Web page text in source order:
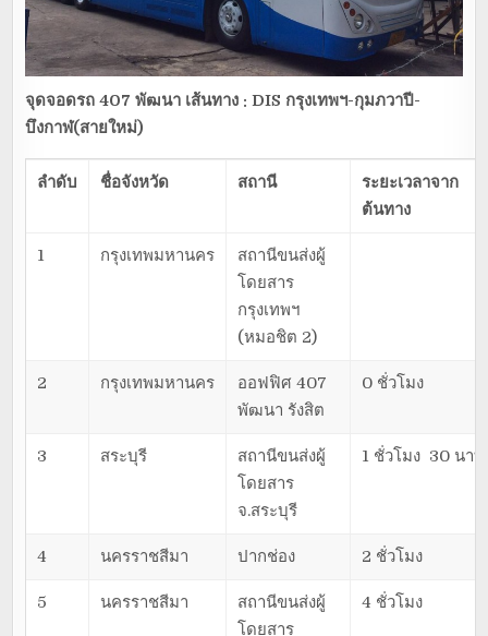
จุดจอดรถ407 พัฒนา เส้นทาง :DIS กรุงเทพฯ-กุมภวาปี-
บึงกาฬ(สายใหม่)
ลำดับ ชื่อจังหวัด สถานี
ระยะเวลาจาก
ต้นทาง
1 กรุงเทพมหานคร
สถานีขนส่งผู้
โดยสาร
กรุงเทพฯ
(หมอชิต 2)
2 กรุงเทพมหานคร
ออฟฟิศ 407
พัฒนา รังสิต
0 ชั่วโมง
3 สระบุรี
สถานีขนส่งผู้
โดยสาร
จ.สระบุรี
1 ชั่วโมง 30 นาที
4 นครราชสีมา ปากช่อง 2 ชั่วโมง
5 นครราชสีมา
สถานีขนส่งผู้
โดยสาร
4 ชั่วโมง